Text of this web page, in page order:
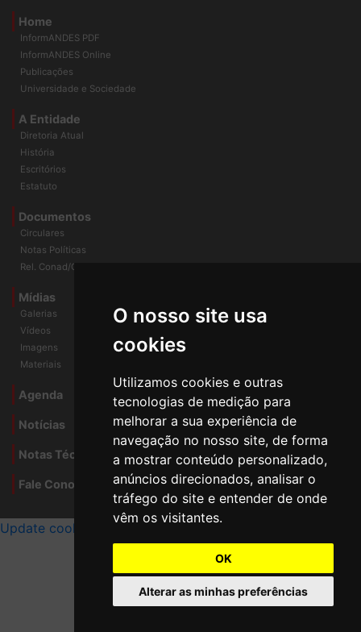
O nosso site usa
cookies
Utilizamos cookies e outras
tecnologias de medição para
melhorar a sua experiência de
navegação no nosso site, de forma
a mostrar conteúdo personalizado,
anúncios direcionados, analisar o
tráfego do site e entender de onde
vêm os visitantes.
OK
Alterar as minhas preferências
Home
InformANDES PDF
InformANDES Online
Publicações
Universidade e Sociedade
A Entidade
Diretoria Atual
História
Escritórios
Estatuto
Documentos
Circulares
Notas Políticas
Rel. Conad/Congresso
Mídias
Galerias
Vídeos
Imagens
Materiais
Agenda
Notícias
Notas Técnicas
Fale Conocsco
MANTIDO POR Camaleão Soft
Update cookies preferences